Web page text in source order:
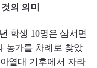
의 의미
학생 10명은 삼서면
농가를 차례로 찾았
열대 기후에서 자라